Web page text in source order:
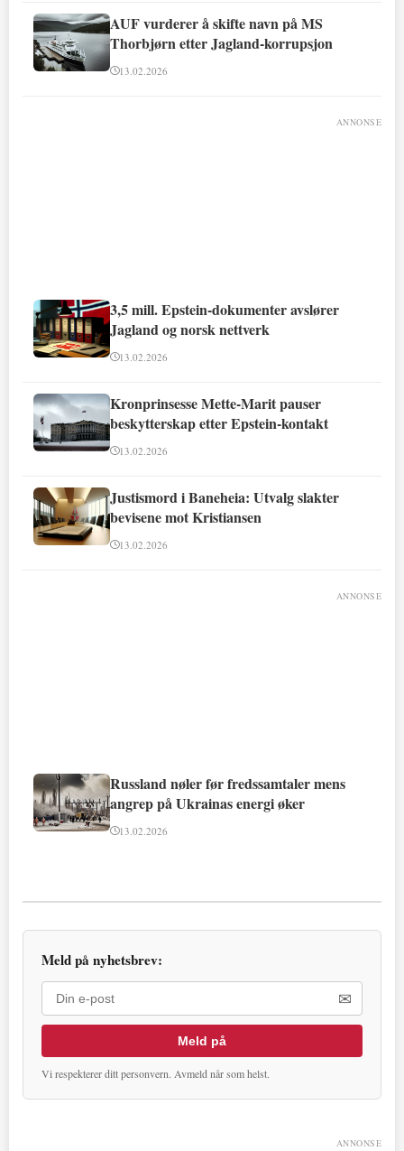
AUF vurderer å skifte navn på MS
Thorbjørn etter Jagland-korrupsjon
13.02.2026
ANNONSE
3,5 mill. Epstein-dokumenter avslører
Jagland og norsk nettverk
13.02.2026
Kronprinsesse Mette-Marit pauser
beskytterskap etter Epstein-kontakt
13.02.2026
Justismord i Baneheia: Utvalg slakter
bevisene mot Kristiansen
13.02.2026
ANNONSE
Russland nøler før fredssamtaler mens
angrep på Ukrainas energi øker
13.02.2026
Meld på nyhetsbrev:
✉
Meld på
Vi respekterer ditt personvern. Avmeld når som helst.
ANNONSE